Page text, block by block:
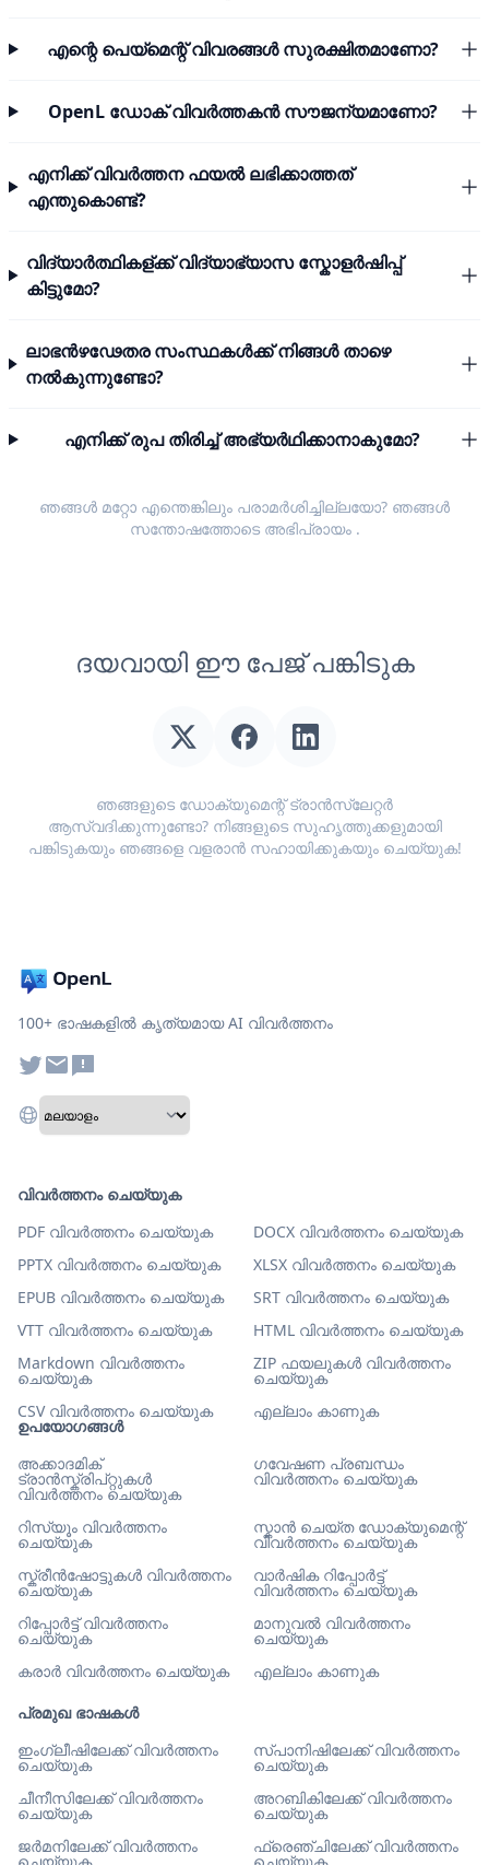
എന്റെ പെയ്മെന്റ് വിവരങ്ങൾ സുരക്ഷിതമാണോ?
OpenL ഡോക് വിവർത്തകൻ സൗജന്യമാണോ?
എനിക്ക് വിവർത്തന ഫയൽ ലഭിക്കാത്തത്
എന്തുകൊണ്ട്?
വിദ്യാർത്ഥികള്ക്ക് വിദ്യാഭ്യാസ സ്കോളർഷിപ്പ്
കിട്ടുമോ?
ലാഭൻഴഢേതര സംസ്ഥകൾക്ക് നിങ്ങൾ താഴെ
നൽകുന്നുണ്ടോ?
എനിക്ക് രുപ തിരിച്ച് അഭ്യർഥിക്കാനാകുമോ?
ഞങ്ങൾ മറ്റോ എന്തെങ്കിലും പരാമർശിച്ചില്ലയോ? ഞങ്ങൾ
സന്തോഷത്തോടെ അഭിപ്രായം.
ദയവായി ഈ പേജ് പങ്കിടുക
ഞങ്ങളുടെ ഡോക്യുമെന്റ് ട്രാൻസ്ലേറ്റർ
ആസ്വദിക്കുന്നുണ്ടോ? നിങ്ങളുടെ സുഹൃത്തുക്കളുമായി
പങ്കിടുകയും ഞങ്ങളെ വളരാൻ സഹായിക്കുകയും ചെയ്യുക!
100+ ഭാഷകളിൽ കൃത്യമായ AI വിവർത്തനം
ഉപയോഗങ്ങൾ
അക്കാദമിക്
ട്രാൻസ്ക്രിപ്റ്റുകൾ
വിവർത്തനം ചെയ്യുക
ഗവേഷണ പ്രബന്ധം
വിവർത്തനം ചെയ്യുക
റിസ്യൂം വിവർത്തനം
ചെയ്യുക
സ്കാൻ ചെയ്ത ഡോക്യുമെന്റ്
വിവർത്തനം ചെയ്യുക
സ്ക്രീൻഷോട്ടുകൾ വിവർത്തനം
ചെയ്യുക
വാർഷിക റിപ്പോർട്ട്
വിവർത്തനം ചെയ്യുക
റിപ്പോർട്ട് വിവർത്തനം
ചെയ്യുക
മാനുവൽ വിവർത്തനം
ചെയ്യുക
കരാർ വിവർത്തനം ചെയ്യുക
എല്ലാം കാണുക
പ്രമുഖ ഭാഷകൾ
ഇംഗ്ലീഷിലേക്ക് വിവർത്തനം
ചെയ്യുക
സ്പാനിഷിലേക്ക് വിവർത്തനം
ചെയ്യുക
ചീനീസിലേക്ക് വിവർത്തനം
ചെയ്യുക
അറബികിലേക്ക് വിവർത്തനം
ചെയ്യുക
ജർമനിലേക്ക് വിവർത്തനം
ഫ്രെഞ്ചിലേക്ക് വിവർത്തനം
വിവർത്തനം ചെയ്യുക
PDF വിവർത്തനം ചെയ്യുക
DOCX വിവർത്തനം ചെയ്യുക
PPTX വിവർത്തനം ചെയ്യുക
XLSX വിവർത്തനം ചെയ്യുക
EPUB വിവർത്തനം ചെയ്യുക
SRT വിവർത്തനം ചെയ്യുക
VTT വിവർത്തനം ചെയ്യുക
HTML വിവർത്തനം ചെയ്യുക
Markdown വിവർത്തനം
ചെയ്യുക
ZIP ഫയലുകൾ വിവർത്തനം
ചെയ്യുക
CSV വിവർത്തനം ചെയ്യുക
എല്ലാം കാണുക